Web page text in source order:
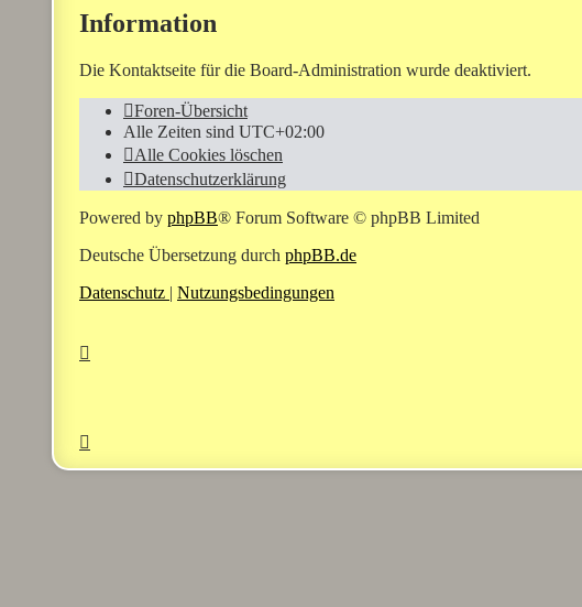
Information
Die Kontaktseite für die Board-Administration wurde deaktiviert.
Foren-Übersicht
Alle Zeiten sind UTC+02:00
Alle Cookies löschen
Datenschutzerklärung
Powered by phpBB® Forum Software © phpBB Limited
Deutsche Übersetzung durch phpBB.de
Datenschutz | Nutzungsbedingungen